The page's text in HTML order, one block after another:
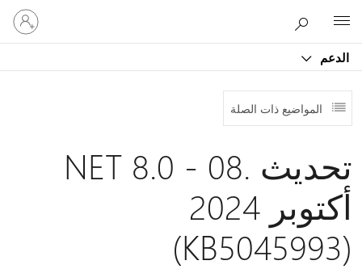
الدعم
تسجيل
الدخول
إلى
المواضيع ذات الصلة
تحديث .NET 8.0 - 08
أكتوبر 2024
(KB5045993)